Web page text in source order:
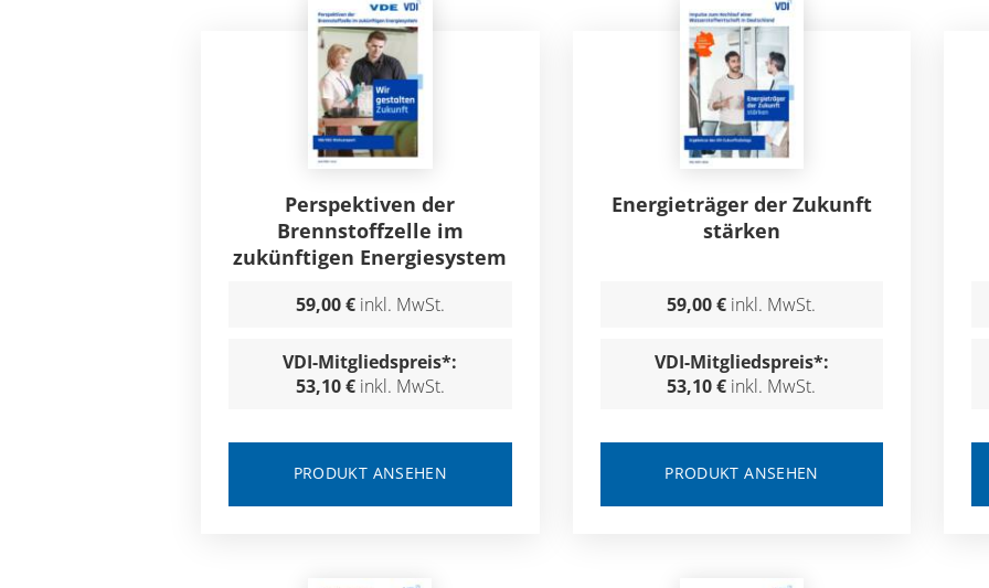
Perspektiven der
Brennstoffzelle im
zukünftigen Energiesystem
59,00 € inkl. MwSt.
VDI-Mitgliedspreis*:
53,10 € inkl. MwSt.
PRODUKT ANSEHEN
Energieträger der Zukunft
stärken
59,00 € inkl. MwSt.
VDI-Mitgliedspreis*:
53,10 € inkl. MwSt.
PRODUKT ANSEHEN